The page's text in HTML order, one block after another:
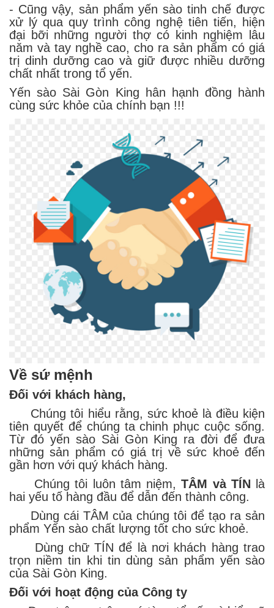
- Cũng vậy, sản phẩm yến sào tinh chế được
xử lý qua quy trình công nghệ tiên tiến, hiện
đại bỡi những người thợ có kinh nghiệm lâu
năm và tay nghề cao, cho ra sản phẩm có giá
trị dinh dưỡng cao và giữ được nhiều dưỡng
chất nhất trong tổ yến.
Yến sào Sài Gòn King hân hạnh đồng hành
cùng sức khỏe của chính bạn !!!
Về sứ mệnh
Đối với khách hàng,
Chúng tôi hiểu rằng, sức khoẻ là điều kiện
tiên quyết để chúng ta chinh phục cuộc sống.
Từ đó yến sào Sài Gòn King ra đời để đưa
những sản phẩm có giá trị về sức khoẻ đến
gần hơn với quý khách hàng.
Chúng tôi luôn tâm niệm,TÂM và TÍN là
hai yếu tố hàng đầu để dẫn đến thành công.
Dùng cái TÂM của chúng tôi để tạo ra sản
phẩm Yến sào chất lượng tốt cho sức khoẻ.
Dùng chữ TÍN để là nơi khách hàng trao
trọn niềm tin khi tin dùng sản phẩm yến sào
của Sài Gòn King.
Đối với hoạt động của Công ty